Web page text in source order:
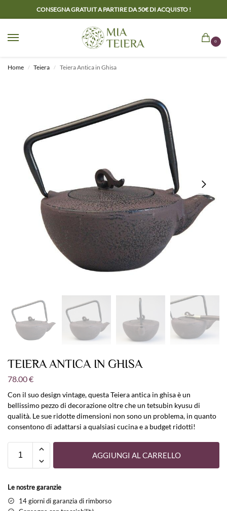
CONSEGNA GRATUIT A PARTIRE DA 50€ DI ACQUISTO !
0
Home / Teiera / Teiera Antica in Ghisa
TEIERA ANTICA IN GHISA
78.00€
Con il suo design vintage, questa Teiera antica in ghisa è un
bellissimo pezzo di decorazione oltre che un tetsubin kyusu di
qualità. Le sue ridotte dimensioni non sono un problema, in quanto
consentono di adattarsi a qualsiasi cucina e a budget ridotti!
AGGIUNGI AL CARRELLO
Le nostre garanzie
14 giorni di garanzia di rimborso